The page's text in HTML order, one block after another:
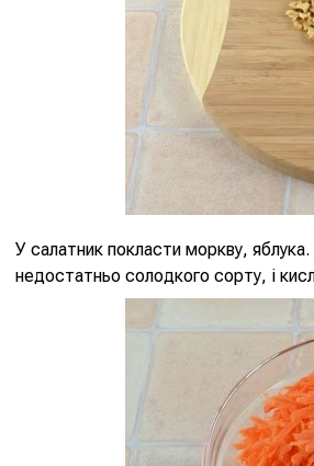
У салатник покласти моркву,
недостатньо солодкого сорту, і